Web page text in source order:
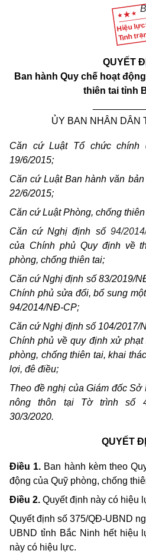
Hiệu
Tình
QUYẾT
Ban hành Quy chế hoạt
thiên tai tỉnh
ỦY BAN NHÂN DÂN
Căn cứ Luật Tổ chức chính
19/6/2015;
Căn cứ Luật Ban hành văn
22/6/2015;
Căn cứ Luật Phòng, chống
Căn cứ Nghị định số 94/
của Chính phủ Quy định về
phòng, chống thiên tai;
Căn cứ Nghị định số 83/2019/
Chính phủ sửa đổi, bổ sung
94/2014/NĐ-CP;
Căn cứ Nghị định số 104/2017/
Chính phủ về quy định xử
phòng, chống thiên tai, khai
lợi, đê điều;
Theo đề nghị của Giám đốc
nông thôn tại Tờ trình số
30/3/2020.
QUYẾT
Điều 1. Ban hành kèm theo
động của Quỹ phòng, chống
Điều 2. Quyết định này có hiệu
Quyết định số 375/QĐ-UBND
UBND tỉnh Bắc Ninh hết hiệu
này có hiệu lực.